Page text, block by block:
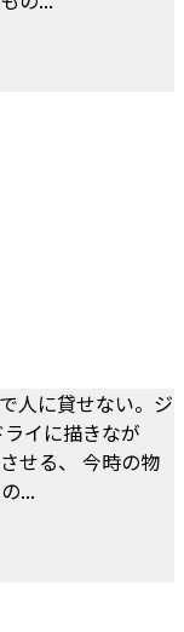
人に貸せない。ジ
イに描きなが
せる、 今時の物
...